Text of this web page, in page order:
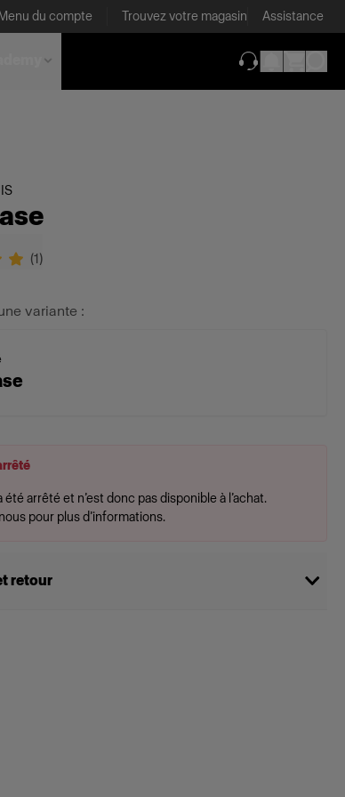
Menu du compte Trouvez votre magasin Assistance
(1)
variante :
été arrêté et n’est donc pas disponible à l’achat.
pour plus d’informations.
retour